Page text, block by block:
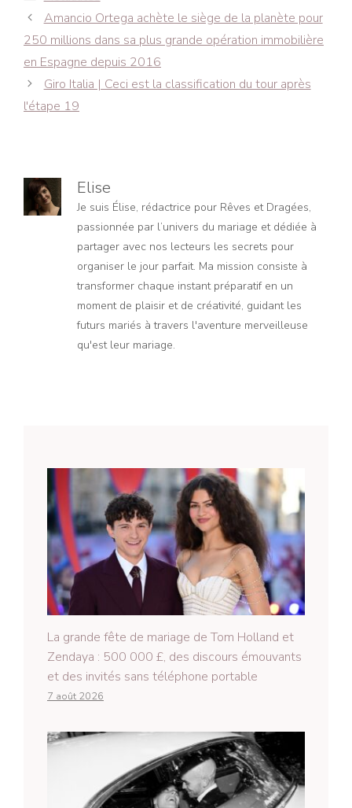
Navigation
des
articles
Amancio Ortega achète le siège de la planète pour
250 millions dans sa plus grande opération immobilière
en Espagne depuis 2016
Giro Italia | Ceci est la classification du tour après
l'étape 19
Elise
Je suis Élise, rédactrice pour Rêves et Dragées,
passionnée par l’univers du mariage et dédiée à
partager avec nos lecteurs les secrets pour
organiser le jour parfait. Ma mission consiste à
transformer chaque instant préparatif en un
moment de plaisir et de créativité, guidant les
futurs mariés à travers l'aventure merveilleuse
qu'est leur mariage.
La grande fête de mariage de Tom Holland et
Zendaya : 500 000 £, des discours émouvants
et des invités sans téléphone portable
7 août 2026